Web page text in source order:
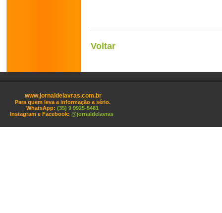
Voltar
www.jornaldelavras.com.br
Para quem leva a informação a sério.
WhatsApp: (35) 9 9925-5481
Instagram e Facebook: @jornaldelavras